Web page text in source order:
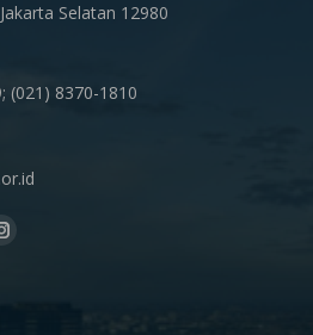
Selatan 12980
(021) 8370-1810
Instagram